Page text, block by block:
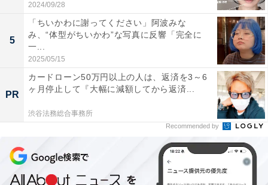
2024/09/28
5
「ちいかわに謝ってください」阿波みな
み、“体型がちいかわ”な写真に反響「完全に
一...
2025/05/15
PR
カードローン50万円以上の人は、返済を3～6
ヶ月停止して『大幅に減額してから返済...
渋谷法務総合事務所
Recommended by